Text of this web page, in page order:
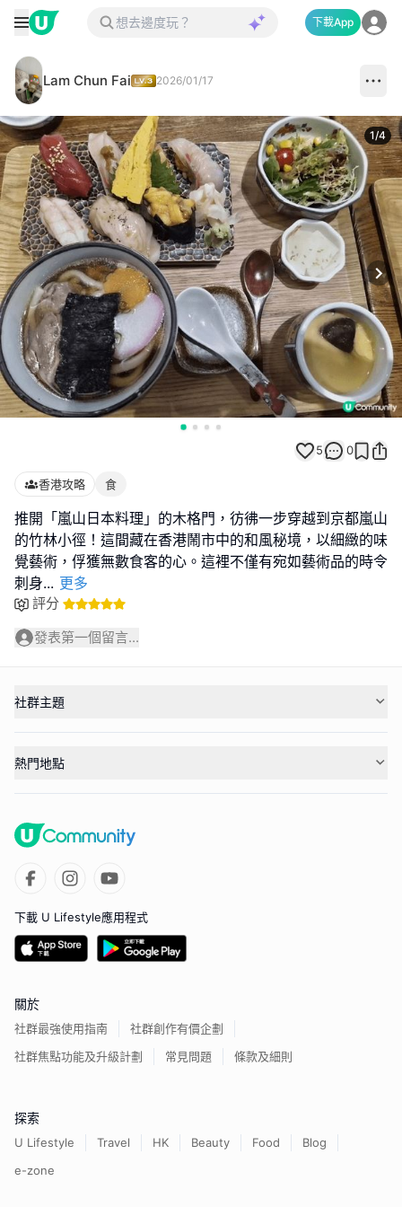
下載App
Lam Chun Fai 2026/01/17
1/4
5 0
香港攻略 食
推開「嵐山日本料理」的木格門，彷彿一步穿越到京都嵐山
的竹林小徑！這間藏在香港鬧市中的和風秘境，以細緻的味
覺藝術，俘獲無數食客的心。這裡不僅有宛如藝術品的時令
刺身... 更多
評分
發表第一個留言...
社群主題
熱門地點
下載 U Lifestyle應用程式
關於
社群最強使用指南
社群創作有價企劃
社群焦點功能及升級計劃
常見問題 條款及細則
探索
U Lifestyle Travel HK Beauty Food
Blog
e-zone